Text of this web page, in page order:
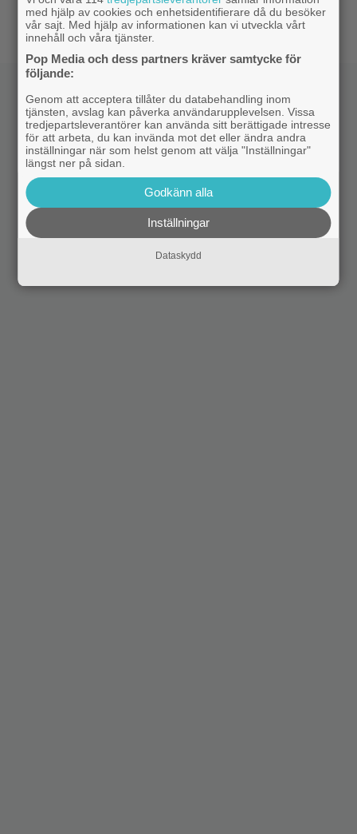
vem som är mördaren i ”Beck” nummer 20
med hjälp av cookies och enhetsidentifierare då du besöker
vår sajt. Med hjälp av informationen kan vi utveckla vårt
innehåll och våra tjänster.
Pop Media och dess partners kräver samtycke för
följande:
Genom att acceptera tillåter du databehandling inom
tjänsten, avslag kan påverka användarupplevelsen. Vissa
tredjepartsleverantörer kan använda sitt berättigade intresse
för att arbeta, du kan invända mot det eller ändra andra
inställningar när som helst genom att välja "Inställningar"
längst ner på sidan.
Godkänn alla
Inställningar
Dataskydd